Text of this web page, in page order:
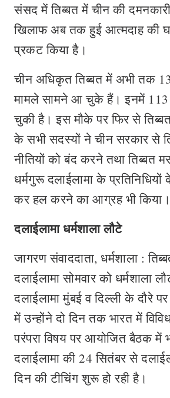
संसद में तिब्बत में चीन की
खिलाफ अब तक हुई आत्मदाह की
प्रकट किया है।
चीन अधिकृत तिब्बत में अभी तक
मामले सामने आ चुके हैं। इनमें 113
चुकी है। इस मौके पर फिर से
के सभी सदस्यों ने चीन सरकार से
नीतियों को बंद करने तथा तिब्बत
धर्मगुरू दलाईलामा के
कर हल करने का आग्रह भी किया।
दलाईलामा धर्मशाला लौटे
जागरण संवाददाता, धर्मशाला :
दलाईलामा सोमवार को धर्मशाला
दलाईलामा मुंबई व दिल्ली के दौरे
में उन्होंने दो दिन तक भारत में
परंपरा विषय पर आयोजित बैठक में
दलाईलामा की 24 सितंबर से
दिन की टीचिंग शुरू हो रही है।